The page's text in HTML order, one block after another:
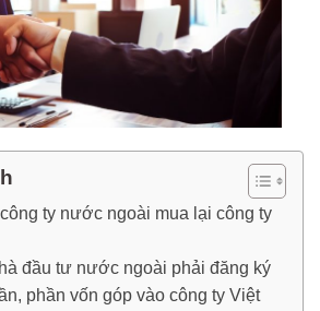
ty nước ngoài mua lại công ty
đầu tư nước ngoài phải đăng ký
phần vốn góp vào công ty Việt